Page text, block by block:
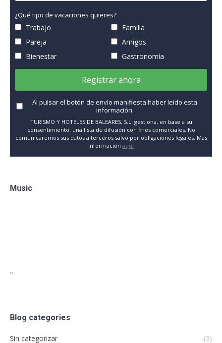
¿Qué tipo de vacaciones quieres?
Trabajo
Familia
Pareja
Amigos
Bienestar
Gastronomía
Registrar ahora
Al pulsar el botón de envío manifiesta haber leído esta
información.
TURISMO Y HOTELES DE BALEARES, S.L. gestiona, en base a su
consentimiento, una lista de difusión con fines comerciales. No
comunicaremos sus datos a terceros salvo por obligaciones legales. Más
información aquí
Music
"
Blog categories
Sin categorizar (3)